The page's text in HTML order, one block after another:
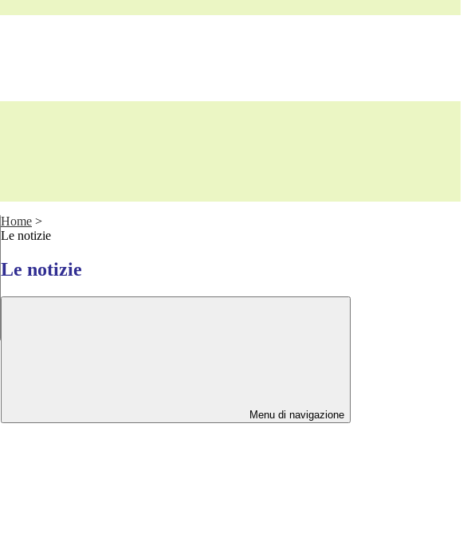
Home >
Le notizie
Le notizie
Menu di navigazione